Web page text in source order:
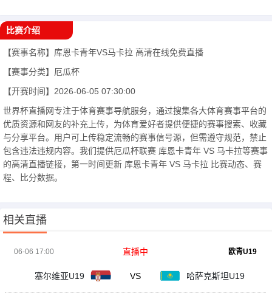
比赛介绍
【赛事名称】 库恩卡青年VS马卡拉 高清在线免费直播
【赛事分类】 厄瓜杯
【开赛时间】 2026-06-05 07:30:00
世界杯直播网专注于体育赛事导航服务，通过搜集各大体育赛事平台的
优质资源和网友的补充上传，为体育爱好者提供便捷的赛事搜索、收藏
与分享平台。用户可上传稳定流畅的赛事信号源，但需遵守规范，禁止
包含违法违规内容。我们提供厄瓜杯联赛 库恩卡青年 VS 马卡拉等赛事
的高清直播链接，第一时间更新 库恩卡青年 VS 马卡拉 比赛动态、赛
程、比分数据。
相关直播
06-06 17:00 欧青U19
塞尔维亚U19 VS 哈萨克斯坦U19
直播中